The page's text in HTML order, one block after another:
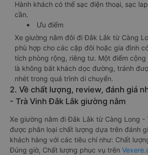
Hành khách có thể sạc điện thoại, sạc
cần.
Ưu điểm
Xe giường nằm đôi đi Đắk Lắk từ Càng
phù hợp cho các cặp đôi hoặc gia đình
tích phòng rộng, riêng tư. Một điểm cộng
là không bắt khách dọc đường, tránh
nhét trong quá trình di chuyển.
2. Về chất lượng, review, đánh giá
- Trà Vinh Đắk Lắk giường nằm
Xe giường nằm đi Đắk Lắk từ Càng Long -
được phân loại chất lượng dựa trên đánh
khách hàng với các tiêu chí như: Chất
Đúng giờ, Chất lượng phục vụ trên